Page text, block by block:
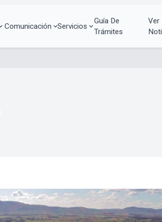
Comunicación Servicios
Guía De
Trámites
Ver